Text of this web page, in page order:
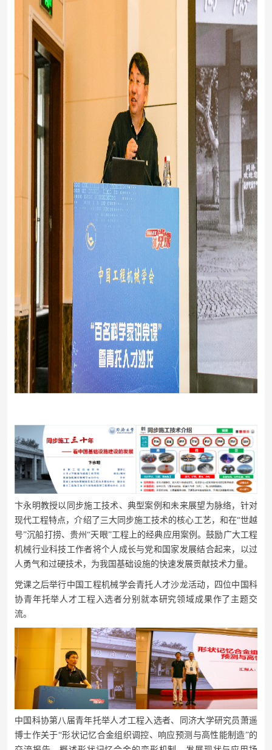
卞永明教授以同步施工技术、典型案例和未来展望为脉络，针对
现代工程特点，介绍了三大同步施工技术的核心工艺，和在“世越
号”沉船打捞、贵州“天眼”工程上的经典应用案例。鼓励广大工程
机械行业科技工作者将个人成长与党和国家发展结合起来，以过
人勇气和过硬技术，为我国基础设施的快速发展贡献技术力量。
党课之后举行中国工程机械学会青托人才沙龙活动，四位中国科
协青年托举人才工程入选者分别就本研究领域成果作了主题交
流。
中国科协第八届青年托举人才工程入选者、同济大学研究员萧遥
博士作关于“形状记忆合金组织调控、响应预测与高性能制造”的